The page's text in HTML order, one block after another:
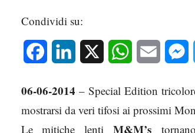
Condividi su:
Facebook LinkedIn WhatsAppEmail
06-06-2014 – Special Edition
mostrarsi da veri tifosi ai prossimi
Le mitiche lentiM&M’s